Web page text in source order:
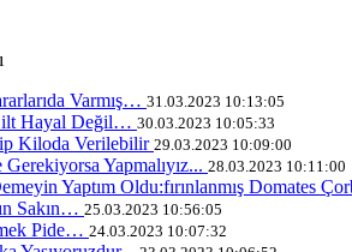
Varmış… 31.03.2023 10:13:05
Hayal Değil… 30.03.2023 10:05:33
Kiloda Verilebilir 29.03.2023 10:09:00
Yapmalıyız... 28.03.2023 10:11:00
Yaptım Oldu:fırınlanmış Domates
Sakın… 25.03.2023 10:56:05
Pide… 24.03.2023 10:07:32